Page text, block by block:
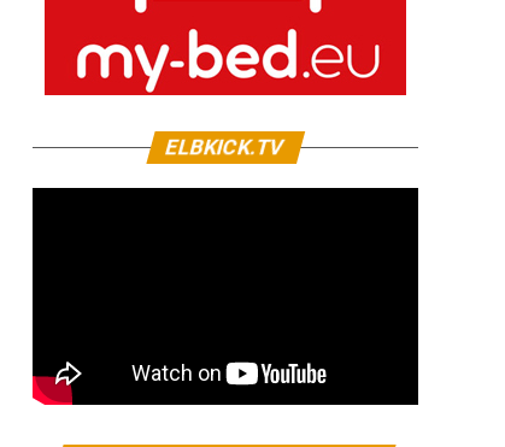
ELBKICK.TV